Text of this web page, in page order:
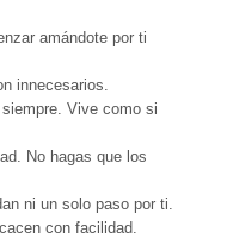
amándote por ti
innecesarios.
Vive como si
No hagas que los
ni un solo paso por ti.
con facilidad.